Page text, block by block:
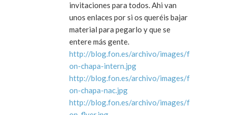
invitaciones para todos. Ahi van
unos enlaces por si os queréis bajar
material para pegarlo y que se
entere más gente.
http://blog.fon.es/archivo/images/f
on-chapa-intern.jpg
http://blog.fon.es/archivo/images/f
on-chapa-nac.jpg
http://blog.fon.es/archivo/images/f